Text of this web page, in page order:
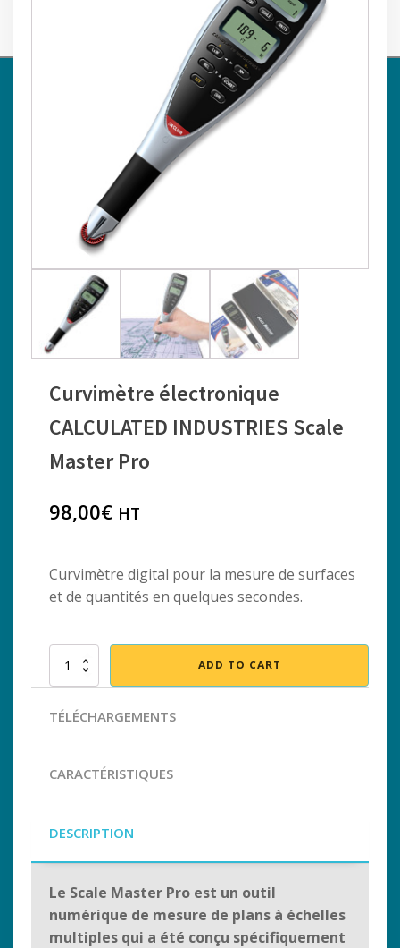
0
MESURE PLANS
›BOUTIQUE
MESURE PLANS›Curvimètre électronique
CALCULATED INDUSTRIES Scale Master Pro
Curvimètre électronique
CALCULATED INDUSTRIES Scale
Master Pro
98,00€ HT
Curvimètre digital pour la mesure de surfaces
et de quantités en quelques secondes.
Curvimètre
électronique
INDUSTRIES
quantity
ADD TO CART
DESCRIPTION
TÉLÉCHARGEMENTS
CARACTÉRISTIQUES
Le Scale Master Pro est un outil
numérique de mesure de plans à échelles
multiples qui a été conçu spécifiquement